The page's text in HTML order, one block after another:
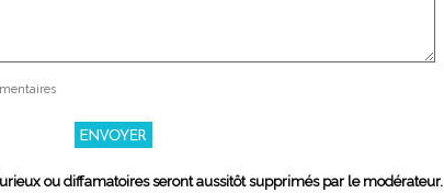
ou diffamatoires seront aussitôt supprimés par le modérateur.